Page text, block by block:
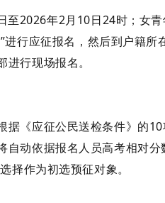
至2026年2月10日24时； 女
行应征报名，然后到户籍所
行现场报名。
据《应征公民送检条件》的
动依据报名人员高考相对
择作为初选预征对象。